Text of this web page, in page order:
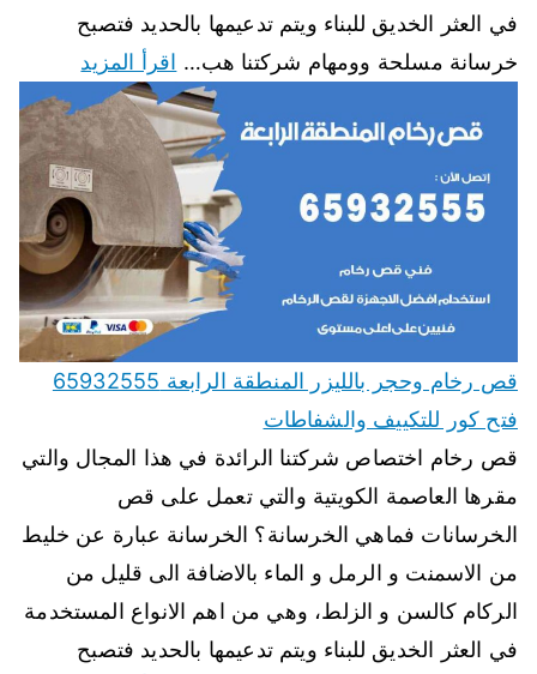
في العثر الخديق للبناء ويتم تدعيمها بالحديد فتصبح
خرسانة مسلحة وومهام شركتنا هب… اقرأ المزيد
قص رخام وحجر بالليزر المنطقة الرابعة 65932555
فتح كور للتكييف والشفاطات
قص رخام اختصاص شركتنا الرائدة في هذا المجال والتي
مقرها العاصمة الكويتية والتي تعمل على قص
الخرسانات فماهي الخرسانة؟ الخرسانة عبارة عن خليط
من الاسمنت و الرمل و الماء بالاضافة الى قليل من
الركام كالسن و الزلط، وهي من اهم الانواع المستخدمة
في العثر الخديق للبناء ويتم تدعيمها بالحديد فتصبح